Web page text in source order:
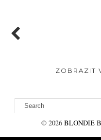
ZOBRAZIT
© 2026 BLONDIE